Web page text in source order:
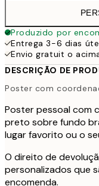
Produzido por
Entrega 3-6 dias
Envio gratuit o
DESCRIÇÃO DE
Poster com
Poster pessoal com
preto sobre fundo
lugar favorito ou o
O direito de
personalizados que
encomenda.